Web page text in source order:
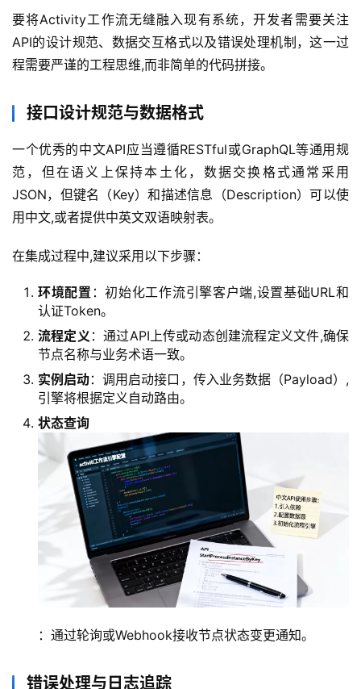
要将Activity工作流无缝融入现有系统，开发者需要关注
API的设计规范、数据交互格式以及错误处理机制，这一过
程需要严谨的工程思维,而非简单的代码拼接。
接口设计规范与数据格式
一个优秀的中文API应当遵循RESTful或GraphQL等通用规
范，但在语义上保持本土化，数据交换格式通常采用
JSON，但键名（Key）和描述信息（Description）可以使
用中文,或者提供中英文双语映射表。
在集成过程中,建议采用以下步骤：
环境配置 ：初始化工作流引擎客户端,设置基础URL和
认证Token。
流程定义 ：通过API上传或动态创建流程定义文件,确保
节点名称与业务术语一致。
实例启动：调用启动接口，传入业务数据（Payload）,
引擎将根据定义自动路由。
状态查询
：通过轮询或Webhook接收节点状态变更通知。
错误处理与日志追踪